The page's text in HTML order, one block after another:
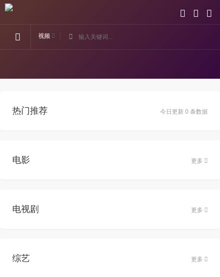
视频
今日更新 0 条数据
热门推荐
电影 更多
电视剧 更多
综艺 更多